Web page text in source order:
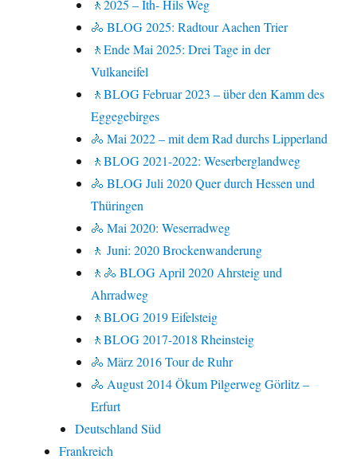
🚶2025 – Ith- Hils Weg
🚴 BLOG 2025: Radtour Aachen Trier
🚶Ende Mai 2025: Drei Tage in der
Vulkaneifel
🚶BLOG Februar 2023 – über den Kamm des
Eggegebirges
🚴 Mai 2022 – mit dem Rad durchs Lipperland
🚶BLOG 2021-2022: Weserberglandweg
🚴 BLOG Juli 2020 Quer durch Hessen und
Thüringen
🚴 Mai 2020: Weserradweg
🚶 Juni: 2020 Brockenwanderung
🚶🚴 BLOG April 2020 Ahrsteig und
Ahrradweg
🚶BLOG 2019 Eifelsteig
🚶BLOG 2017-2018 Rheinsteig
🚴 März 2016 Tour de Ruhr
🚴 August 2014 Ökum Pilgerweg Görlitz –
Erfurt
Deutschland Süd
Frankreich